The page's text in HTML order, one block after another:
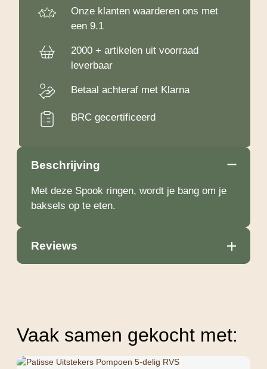
Onze klanten waarderen ons met
een 9.1
2000 + artikelen uit voorraad
leverbaar
Betaal achteraf met Klarna
BRC gecertificeerd
Beschrijving
Met deze Spook ringen, wordt je bang om je
baksels op te eten.
Reviews
Vaak samen gekocht met: